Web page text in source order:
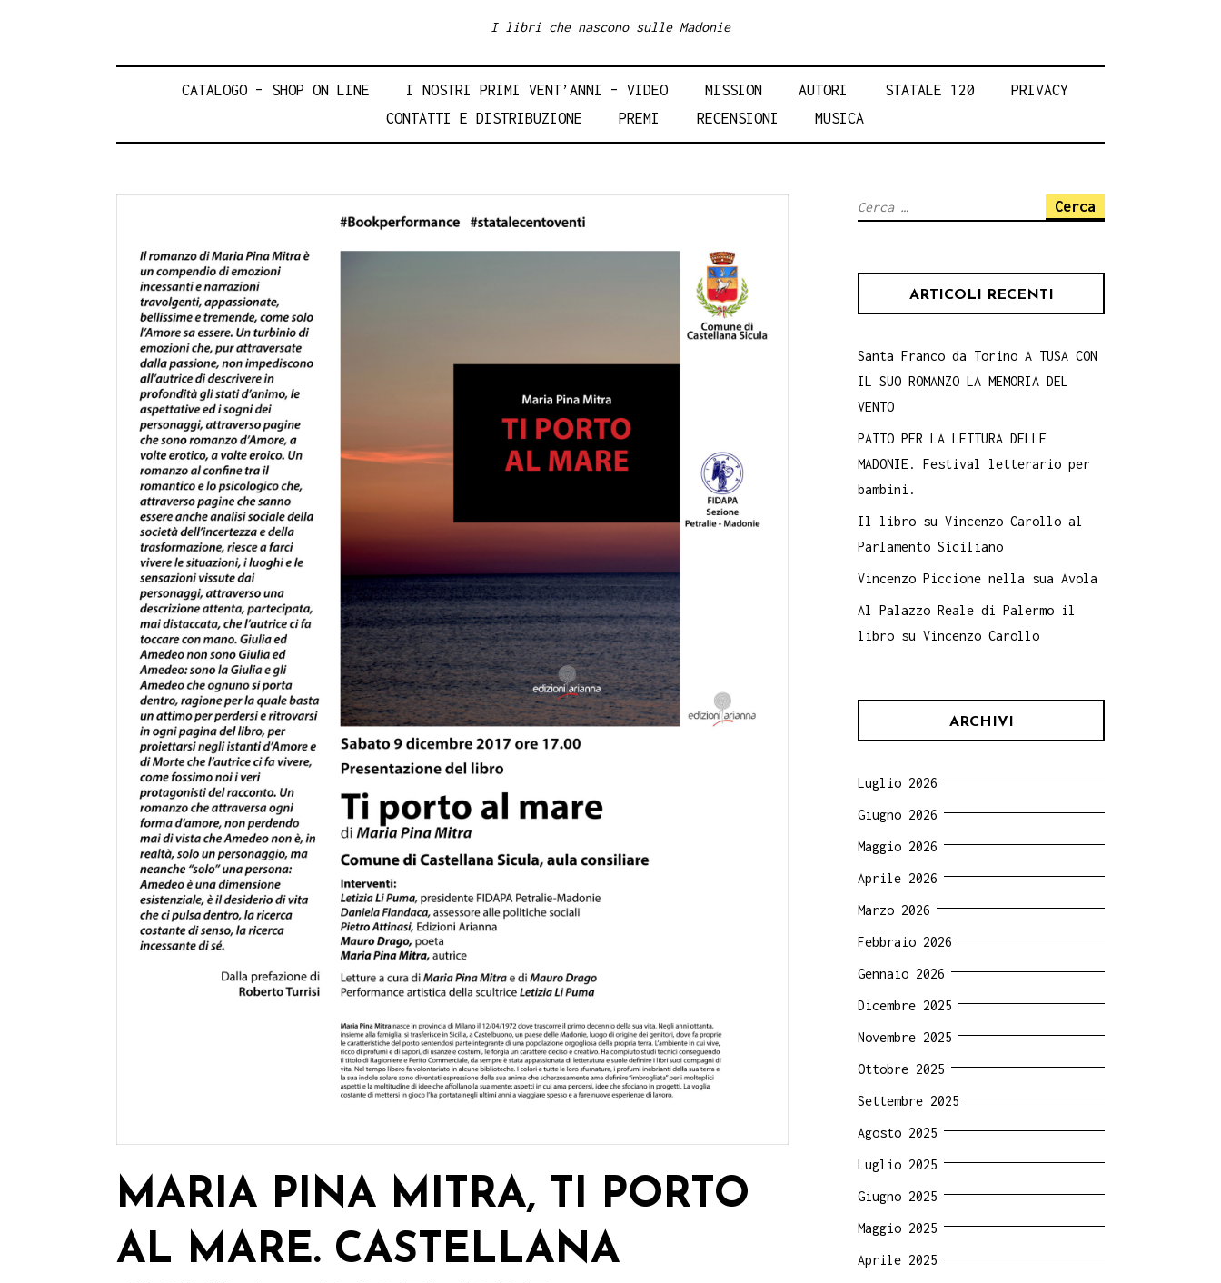
I libri che nascono sulle Madonie
CATALOGO – SHOP ON LINE I NOSTRI PRIMI VENT’ANNI – VIDEO MISSION AUTORI STATALE 120
PRIVACY
CONTATTI E DISTRIBUZIONE
PREMI RECENSIONI MUSICA
MARIA PINA MITRA, TI PORTO
AL MARE. CASTELLANA
Ricerca
ARTICOLI RECENTI
Santa Franco da Torino A TUSA CON
IL SUO ROMANZO LA MEMORIA DEL
VENTO
PATTO PER LA LETTURA DELLE
MADONIE. Festival letterario per
bambini.
Il libro su Vincenzo Carollo al
Parlamento Siciliano
Vincenzo Piccione nella sua Avola
Al Palazzo Reale di Palermo il
libro su Vincenzo Carollo
ARCHIVI
Luglio 2026
Giugno 2026
Maggio 2026
Aprile 2026
Marzo 2026
Febbraio 2026
Gennaio 2026
Dicembre 2025
Novembre 2025
Ottobre 2025
Settembre 2025
Agosto 2025
Luglio 2025
Giugno 2025
Maggio 2025
Aprile 2025